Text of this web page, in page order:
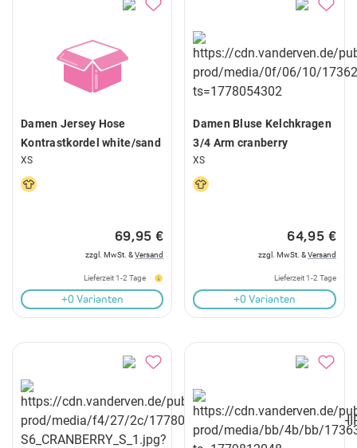
Damen Jersey Hose
Kontrastkordel white/sand
XS
69,95 €
zzgl. MwSt. &Versand
Lieferzeit 1-2 Tage
+0 Varianten
Damen Bluse Kelchkragen
3/4 Arm cranberry
XS
64,95 €
zzgl. MwSt. &Versand
Lieferzeit 1-2 Tage
+0 Varianten